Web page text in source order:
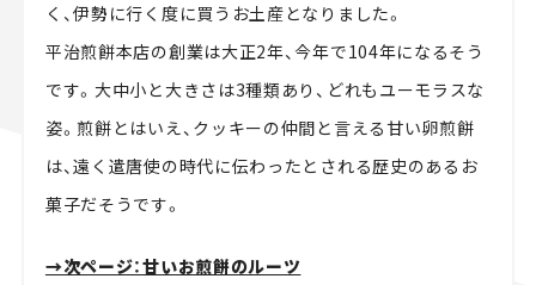
く、伊勢に行く度に買うお土産となりました。
平治煎餅本店の創業は大正2年、今年で104年になるそう
です。大中小と大きさは3種類あり、どれもユーモラスな
姿。煎餅とはいえ、クッキーの仲間と言える甘い卵煎餅
は、遠く遣唐使の時代に伝わったとされる歴史のあるお
菓子だそうです。
→次ページ：甘いお煎餅のルーツ